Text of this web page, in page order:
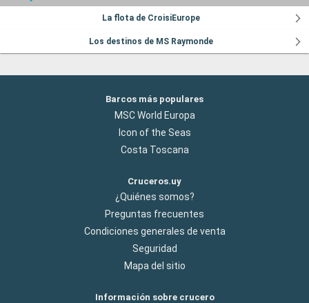
La flota de CroisiEurope
Los destinos de MS Raymonde
Barcos más populares
MSC World Europa
Icon of the Seas
Costa Toscana
Cruceros.uy
¿Quiénes somos?
Preguntas frecuentes
Condiciones generales de venta
Seguridad
Mapa del sitio
Información sobre crucero